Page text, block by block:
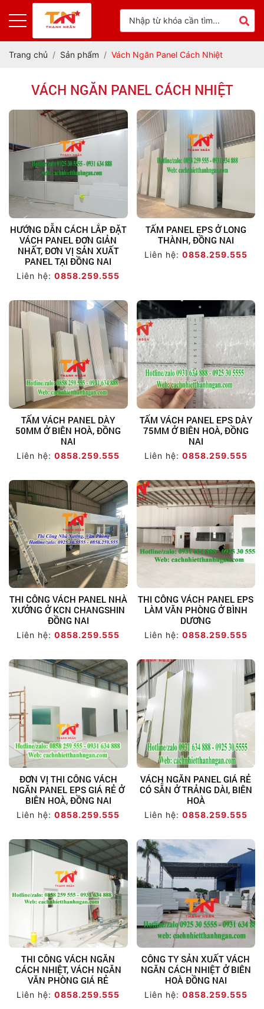
Trang chủ Sản phẩm Vách Ngăn Panel Cách Nhiệt
VÁCH NGĂN PANEL CÁCH NHIỆT
HƯỚNG DẪN CÁCH LẮP ĐẶT
VÁCH PANEL ĐƠN GIẢN
NHẤT, ĐƠN VỊ SẢN XUẤT
PANEL TẠI ĐỒNG NAI
Liên hệ:0858.259.555
TẤM PANEL EPS Ở LONG
THÀNH, ĐỒNG NAI
Liên hệ: 0858.259.555
TẤM VÁCH PANEL DÀY
50MM Ở BIÊN HOÀ, ĐỒNG
NAI
Liên hệ:0858.259.555
TẤM VÁCH PANEL EPS DÀY
75MM Ở BIÊN HOÀ, ĐỒNG
NAI
Liên hệ: 0858.259.555
THI CÔNG VÁCH PANEL NHÀ
XƯỞNG Ở KCN CHANGSHIN
ĐỒNG NAI
Liên hệ:0858.259.555
THI CÔNG VÁCH PANEL EPS
LÀM VĂN PHÒNG Ở BÌNH
DƯƠNG
Liên hệ: 0858.259.555
ĐƠN VỊ THI CÔNG VÁCH
NGĂN PANEL EPS GIÁ RẺ Ở
BIÊN HOÀ, ĐỒNG NAI
Liên hệ:0858.259.555
VÁCH NGĂN PANEL GIÁ RẺ
CÓ SẴN Ở TRẢNG DÀI, BIÊN
HOÀ
Liên hệ: 0858.259.555
THI CÔNG VÁCH NGĂN
CÁCH NHIỆT, VÁCH NGĂN
VĂN PHÒNG GIÁ RẺ
Liên hệ:0858.259.555
CÔNG TY SẢN XUẤT VÁCH
NGĂN CÁCH NHIỆT Ở BIÊN
HOÀ ĐỒNG NAI
Liên hệ: 0858.259.555